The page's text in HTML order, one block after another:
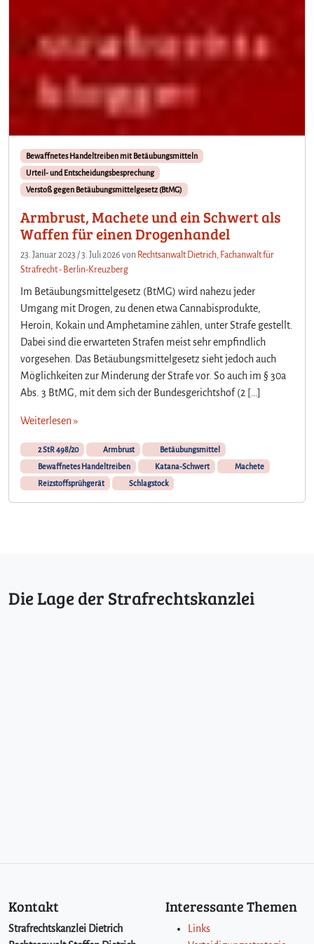
Bewaffnetes Handeltreiben mit Betäubungsmitteln
Urteil- und Entscheidungsbesprechung
Verstoß gegen Betäubungsmittelgesetz (BtMG)
Armbrust, Machete und ein Schwert als
Waffen für einen Drogenhandel
23. Januar 2023 /3. Juli 2026 von Rechtsanwalt Dietrich, Fachanwalt für
Strafrecht - Berlin-Kreuzberg
Im Betäubungsmittelgesetz (BtMG) wird nahezu jeder
Umgang mit Drogen, zu denen etwa Cannabisprodukte,
Heroin, Kokain und Amphetamine zählen, unter Strafe gestellt.
Dabei sind die erwarteten Strafen meist sehr empfindlich
vorgesehen. Das Betäubungsmittelgesetz sieht jedoch auch
Möglichkeiten zur Minderung der Strafe vor. So auch im § 30a
Abs. 3 BtMG, mit dem sich der Bundesgerichtshof (2 […]
Weiterlesen »
2 StR 498/20 Armbrust
Betäubungsmittel
Bewaffnetes Handeltreiben
Katana-Schwert
Machete
Reizstoffsprühgerät
Schlagstock
Die Lage der Strafrechtskanzlei
Kontakt
Strafrechtskanzlei Dietrich
Interessante Themen
Links